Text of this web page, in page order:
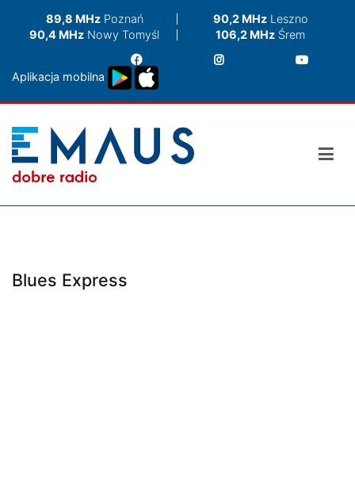
89,8 MHzPoznań 90,2 MHzLeszno
90,4 MHz Nowy Tomyśl 106,2 MHz Śrem
Aplikacja mobilna
Blues Express